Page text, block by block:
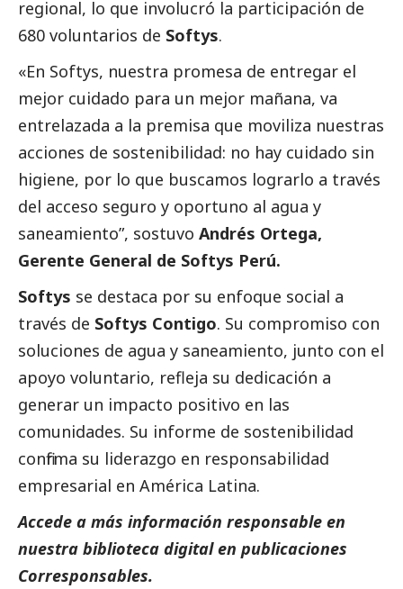
regional, lo que involucró la participación de
680 voluntarios de Softys.
«En Softys, nuestra promesa de entregar el
mejor cuidado para un mejor mañana, va
entrelazada a la premisa que moviliza nuestras
acciones de sostenibilidad: no hay cuidado sin
higiene, por lo que buscamos lograrlo a través
del acceso seguro y oportuno al agua y
saneamiento”, sostuvo Andrés Ortega,
Gerente General de Softys Perú.
Softys se destaca por su enfoque social a
través de Softys Contigo. Su compromiso con
soluciones de agua y saneamiento, junto con el
apoyo voluntario, refleja su dedicación a
generar un impacto positivo en las
comunidades. Su informe de sostenibilidad
confirma su liderazgo en responsabilidad
empresarial en América Latina.
Accede a más información responsable en
nuestra biblioteca digital en publicaciones
Corresponsables.